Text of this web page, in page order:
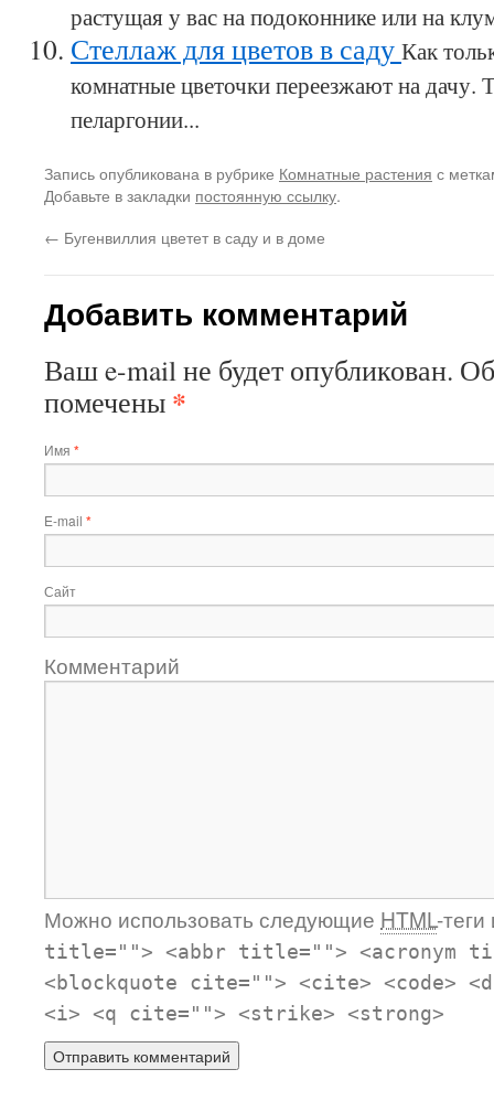
растущая у вас на подоконнике или на
Стеллаж для цветов в саду Как
комнатные цветочки переезжают на дачу.
пеларгонии...
Запись опубликована в рубрике Комнатные растения с
Добавьте в закладки постоянную ссылку.
← Бугенвиллия цветет в саду и в доме
Добавить комментарий
Ваш e-mail не будет опубликован.
помечены *
Имя *
E-mail *
Сайт
Комментарий
Можно использовать следующие HTML-
title=""> <abbr title=""> <acronym
<blockquote cite=""> <cite> <code>
<i> <q cite=""> <strike> <strong>